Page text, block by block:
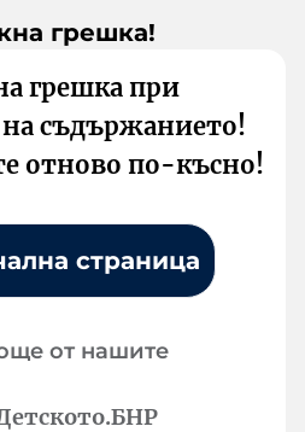
грешка!
грешка при
съдържанието!
отново по-късно!
страница
от нашите